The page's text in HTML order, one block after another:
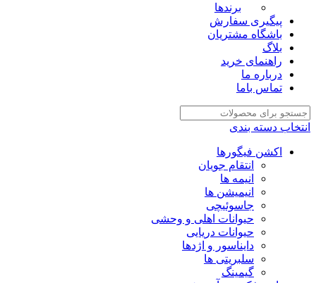
برندها
پیگیری سفارش
باشگاه مشتریان
بلاگ
راهنمای خرید
درباره ما
تماس باما
انتخاب دسته بندی
اکشن فیگورها
انتقام جویان
انیمه ها
انیمیشن ها
جاسوئیچی
حیوانات اهلی و وحشی
حیوانات دریایی
دایناسور و اژدها
سلبریتی ها
گیمینگ